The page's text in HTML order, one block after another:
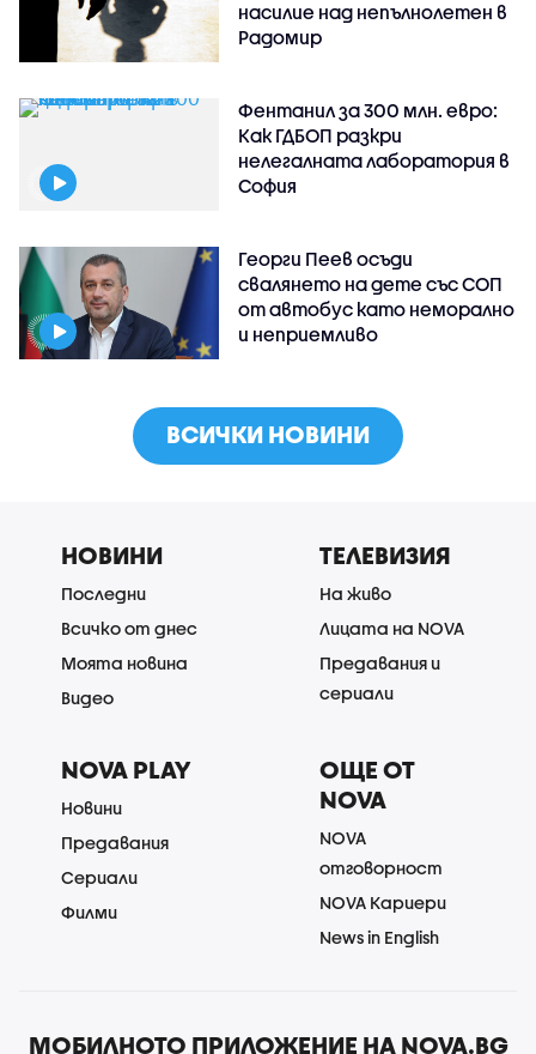
насилие над непълнолетен в
Радомир
Фентанил за 300 млн. евро:
Как ГДБОП разкри
нелегалната лаборатория в
София
Георги Пеев осъди
свалянето на дете със СОП
от автобус като неморално
и неприемливо
ВСИЧКИ НОВИНИ
НОВИНИ
Последни
Всичко от днес
Моята новина
Видео
ТЕЛЕВИЗИЯ
На живо
Лицата на NOVA
Предавания и
сериали
NOVA PLAY
Новини
Предавания
Сериали
Филми
ОЩЕ ОТ
NOVA
NOVA
отговорност
NOVA Кариери
News in English
МОБИЛНОТО ПРИЛОЖЕНИЕ НА NOVA.BG